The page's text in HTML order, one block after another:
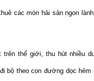
các món hải sản ngon
thế giới, thu hút nhiều
bộ theo con đường dọc hẻm